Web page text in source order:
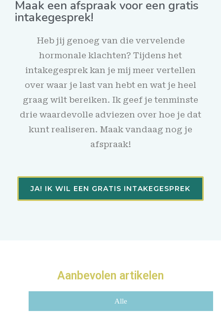
Maak een afspraak voor een gratis
intakegesprek!
Heb jij genoeg van die vervelende
hormonale klachten? Tijdens het
intakegesprek kan je mij meer vertellen
over waar je last van hebt en wat je heel
graag wilt bereiken. Ik geef je tenminste
drie waardevolle adviezen over hoe je dat
kunt realiseren. Maak vandaag nog je
afspraak!
JA! IK WIL EEN GRATIS INTAKEGESPREK
Aanbevolen artikelen
Alle